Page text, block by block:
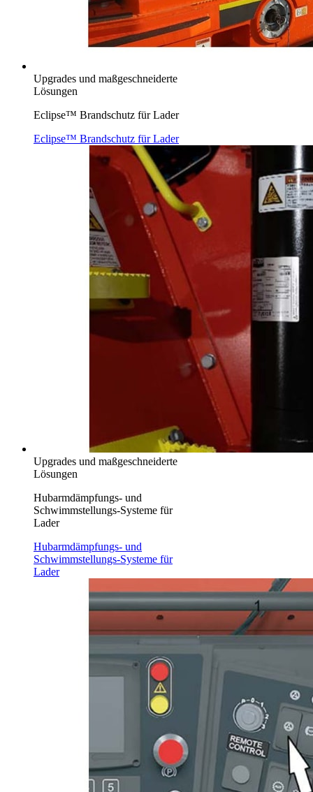
Upgrades und maßgeschneiderte
Lösungen
Eclipse™ Brandschutz für Lader
Eclipse™ Brandschutz für Lader
Upgrades und maßgeschneiderte
Lösungen
Hubarmdämpfungs- und
Schwimmstellungs-Systeme für
Lader
Hubarmdämpfungs- und
Schwimmstellungs-Systeme für
Lader